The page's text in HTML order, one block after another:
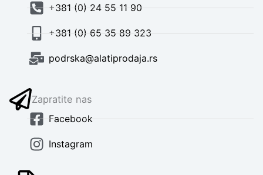
+381 (0) 24 55 11 90
+381 (0) 65 35 89 323
podrska@alatiprodaja.rs
Zapratite nas
Facebook
Instagram